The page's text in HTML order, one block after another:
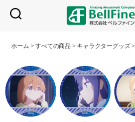
フ
ン
ホーム >すべての商品 > キャラクターグッズ>